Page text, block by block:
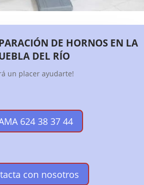
DE HORNOS EN LA
DEL RÍO
un placer ayudarte!
624 38 37 44
con nosotros